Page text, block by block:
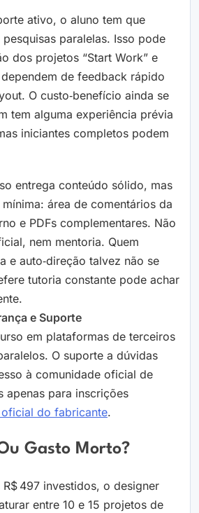
ativo, o aluno tem que
paralelas. Isso pode
dos projetos “Start Work” e
dependem de feedback rápido
O custo‑benefício ainda se
tem alguma experiência prévia
iniciantes completos podem
entrega conteúdo sólido, mas
área de comentários da
e PDFs complementares. Não
nem mentoria. Quem
e auto‑direção talvez não se
tutoria constante pode achar
e Suporte
em plataformas de terceiros
O suporte a dúvidas
à comunidade oficial de
apenas para inscrições
oficial do fabricante.
Gasto Morto?
497 investidos, o designer
entre 10 e 15 projetos de